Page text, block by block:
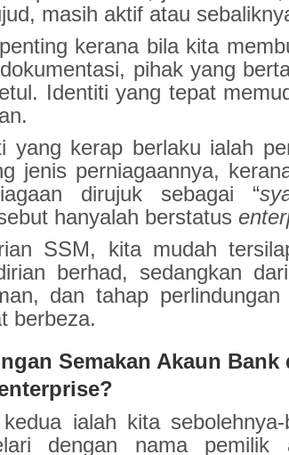
masih aktif atau
kerana bila kita
pihak yang
Identiti yang tepat
yang kerap berlaku ialah
jenis perniagaannya,
dirujuk sebagai “
hanyalah berstatus
SSM, kita mudah
berhad, sedangkan
dan tahap
berbeza.
Semakan Akaun Bank
ialah kita
dengan nama pemilik